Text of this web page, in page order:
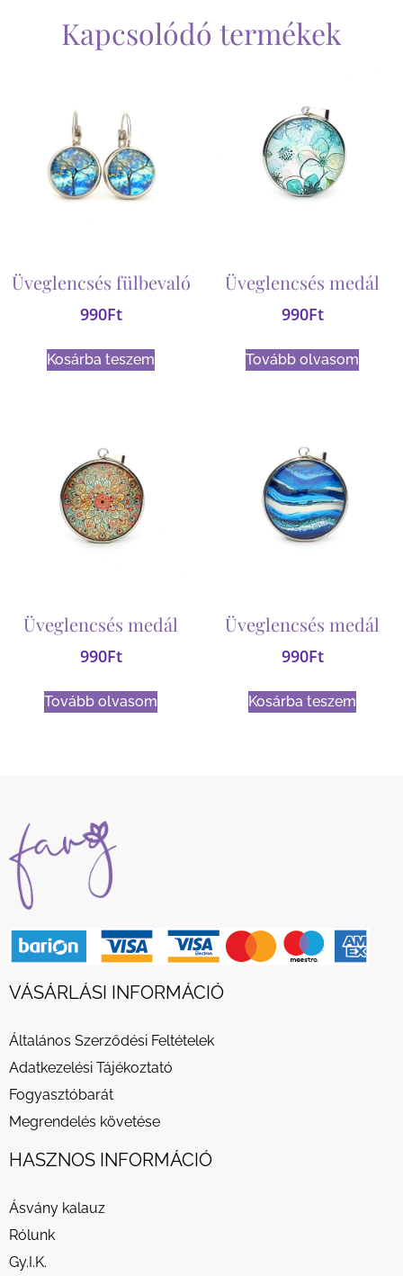
Kapcsolódó termékek
Üveglencsés fülbevaló
990Ft
Kosárba teszem
Üveglencsés medál
990Ft
Tovább olvasom
Üveglencsés medál
990Ft
Tovább olvasom
Üveglencsés medál
990Ft
Kosárba teszem
VÁSÁRLÁSI INFORMÁCIÓ
Általános Szerződési Feltételek
Adatkezelési Tájékoztató
Fogyasztóbarát
Megrendelés követése
HASZNOS INFORMÁCIÓ
Ásvány kalauz
Rólunk
Gy.I.K.